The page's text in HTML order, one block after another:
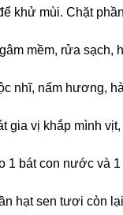
khử mùi. Chặt
mềm, rửa sạch,
nhĩ, nấm hương,
gia vị khắp mình
1 bát con nước và
hạt sen tươi còn